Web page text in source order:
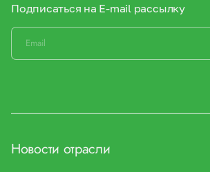
Подписаться на E-mail рассылку
Новости отрасли